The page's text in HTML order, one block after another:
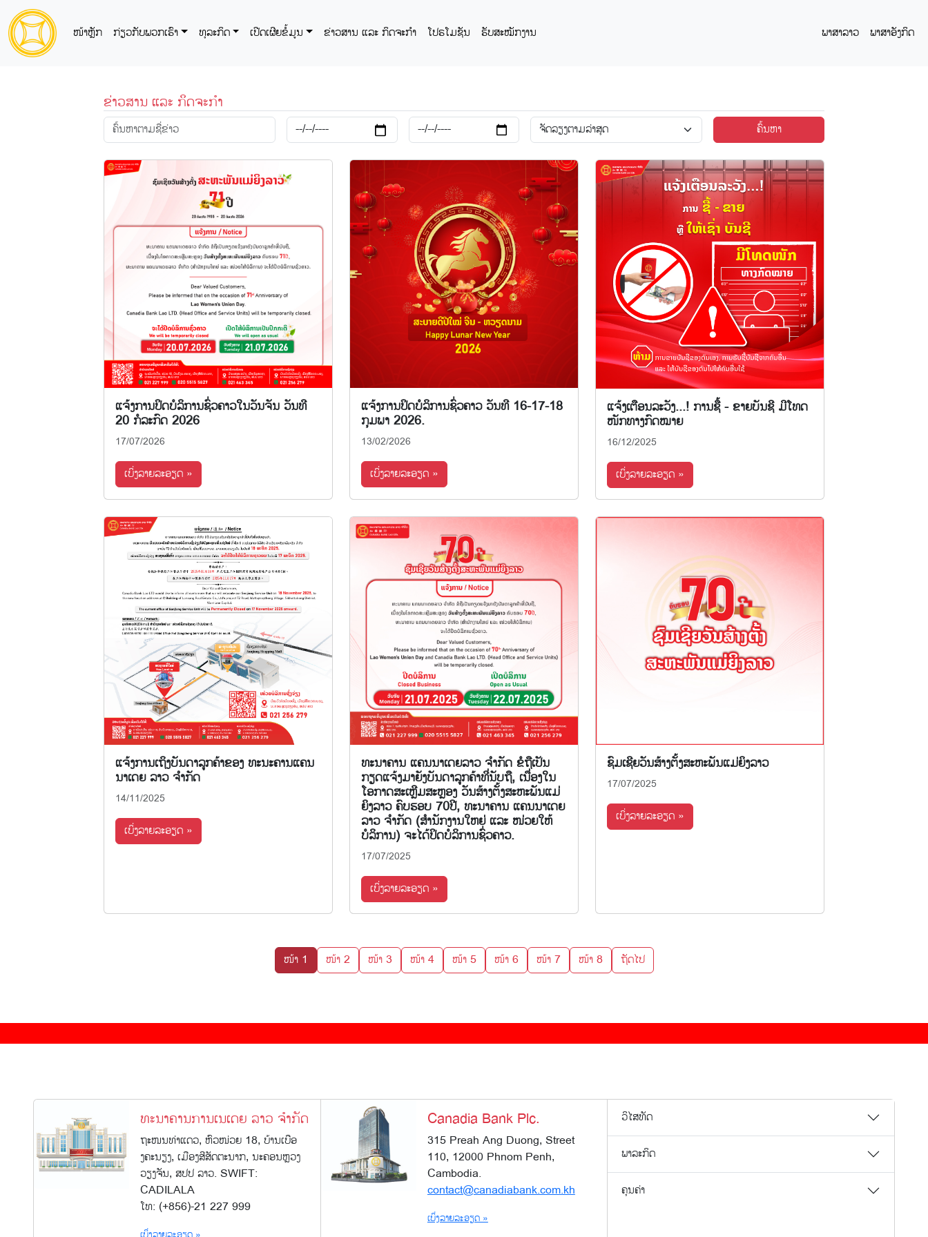
ໜ້າຫຼັກ ກ່ຽວກັບພວກເຮົາ ທຸລະກິດ ເປີດເຜີຍຂໍ້ມູນ ຂ່າວສານ ແລະ ກິດຈະກໍາ ໂປຣໂມຊັນ ຮັບສະໝັກງານ ພາສາລາວ ພາສາອັງກິດ
ຂ່າວສານ ແລະ ກິດຈະກຳ
ຄົ້ນຫາ
ແຈ້ງການປິດບໍລິການຊົ່ວຄາວໃນວັນຈັນ ວັນທີ
20 ກໍລະກົດ 2026
17/07/2026
ເບິ່ງລາຍລະອຽດ »
ແຈ້ງການປິດບໍລິການຊົ່ວຄາວ ວັນທີ 16-17-18
ກຸມພາ 2026.
13/02/2026
ເບິ່ງລາຍລະອຽດ »
ແຈ້ງເຕືອນລະວັງ...! ການຊື້ - ຂາຍບັນຊີ ມີໂທດ
ໜັກທາງກົດໝາຍ
16/12/2025
ເບິ່ງລາຍລະອຽດ »
ແຈ້ງການເຖິງບັນດາລູກຄ້າຂອງ ທະນະຄານແຄນ
ນາເດຍ ລາວ ຈໍາກັດ
14/11/2025
ເບິ່ງລາຍລະອຽດ »
ທະນາຄານ ແຄນນາເດຍລາວ ຈຳກັດ ຂໍຖືເປັນ
ກຽດແຈ້ງມາຍັງບັນດາລູກຄ້າທີ່ນັບຖື, ເນື່ອງໃນ
ໂອກາດສະເຫຼີມສະຫຼອງ ວັນສ້າງຕັ້ງສະຫະພັນແມ່
ຍິງລາວ ຄົບຮອບ 70ປີ, ທະນາຄານ ແຄນນາເດຍ
ລາວ ຈຳກັດ (ສຳນັກງານໃຫຍ່ ແລະ ໜ່ວຍໃຫ້
ບໍລິການ) ຈະໄດ້ປິດບໍລິການຊົ່ວຄາວ.
17/07/2025
ເບິ່ງລາຍລະອຽດ »
ຊົມເຊີຍວັນສ້າງຕັ້ງສະຫະພັນແມ່ຍິງລາວ
17/07/2025
ເບິ່ງລາຍລະອຽດ »
ໜ້າ 1 ໜ້າ 2 ໜ້າ 3 ໜ້າ 4 ໜ້າ 5 ໜ້າ 6 ໜ້າ 7 ໜ້າ 8 ຖັດໄປ
ທະນາຄານການເນເດຍ ລາວ ຈຳກັດ
ຖະໜນທ່າແດວ, ຫົວໜ່ວຍ 18, ບ້ານເບືອ
ງຄະນຽງ, ເມືອງສີສັດຕະນາກ, ນະຄອນຫຼວງ
ວຽງຈັນ, ສປປ ລາວ. SWIFT:
CADILALA
ໂທ: (+856)-21 227 999
Canadia Bank Plc.
315 Preah Ang Duong, Street
110, 12000 Phnom Penh,
Cambodia.
contact@canadiabank.com.kh
ເບິ່ງລາຍລະອຽດ »
ວິໄສທັດ
ພາລະກິດ
ຄຸນຄ່າ